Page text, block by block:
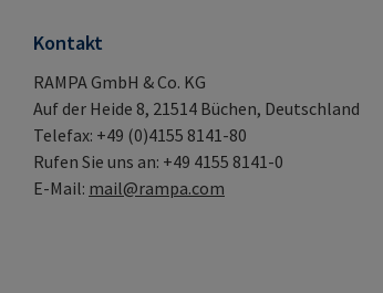
Kontakt
RAMPA GmbH & Co. KG
Auf der Heide 8, 21514 Büchen, Deutschland
Telefax: +49 (0)4155 8141-80
Rufen Sie uns an: +49 4155 8141-0
E-Mail: mail@rampa.com